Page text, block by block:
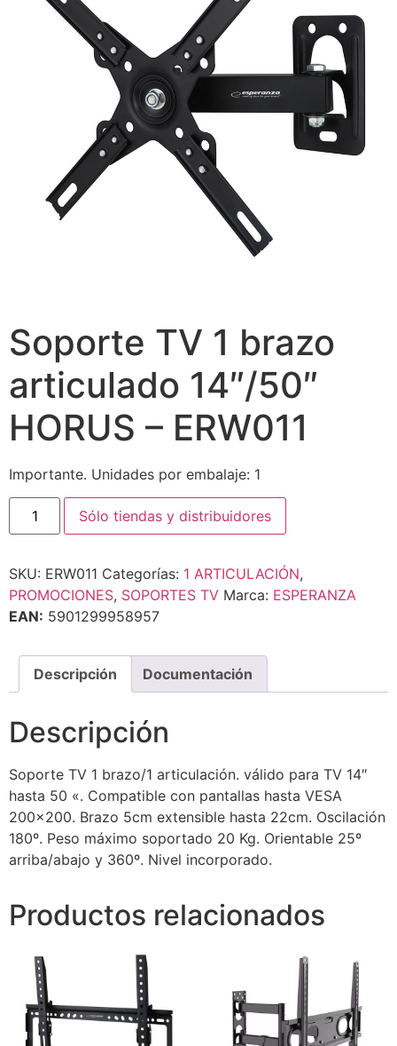
Soporte TV 1 brazo
articulado 14″/50″
HORUS – ERW011
Importante. Unidades por embalaje: 1
Sólo tiendas y distribuidores
SKU: ERW011 Categorías: 1 ARTICULACIÓN,
PROMOCIONES, SOPORTES TV Marca: ESPERANZA
EAN: 5901299958957
Descripción Documentación
Descripción
Soporte TV 1 brazo/1 articulación. válido para TV 14″
hasta 50 «. Compatible con pantallas hasta VESA
200×200. Brazo 5cm extensible hasta 22cm. Oscilación
180º. Peso máximo soportado 20 Kg. Orientable 25º
arriba/abajo y 360º. Nivel incorporado.
Productos relacionados